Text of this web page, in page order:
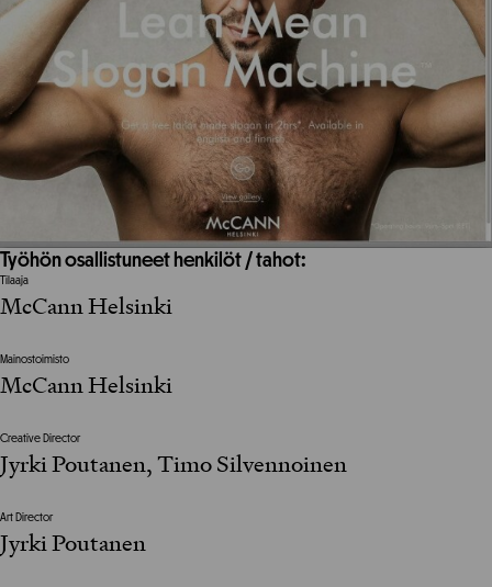
Työhön osallistuneet henkilöt / tahot:
Tilaaja
McCann Helsinki
Mainostoimisto
McCann Helsinki
Creative Director
Jyrki Poutanen, Timo Silvennoinen
Art Director
Jyrki Poutanen